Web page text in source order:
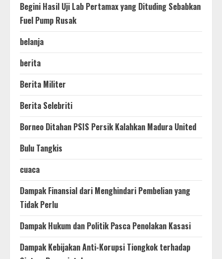
Begini Hasil Uji Lab Pertamax yang Dituding Sebabkan
Fuel Pump Rusak
belanja
berita
Berita Militer
Berita Selebriti
Borneo Ditahan PSIS Persik Kalahkan Madura United
Bulu Tangkis
cuaca
Dampak Finansial dari Menghindari Pembelian yang
Tidak Perlu
Dampak Hukum dan Politik Pasca Penolakan Kasasi
Dampak Kebijakan Anti-Korupsi Tiongkok terhadap